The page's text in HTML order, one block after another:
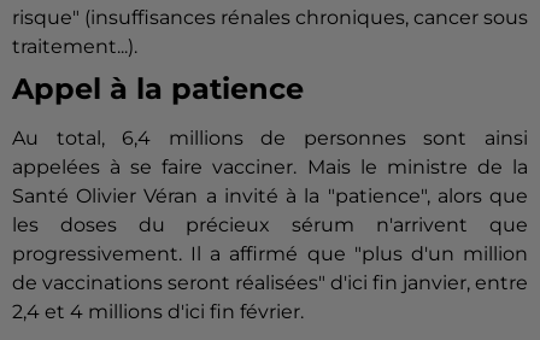
risque" (insuffisances rénales chroniques, cancer sous
traitement...).
Appel à la patience
Au total, 6,4 millions de personnes sont ainsi
appelées à se faire vacciner. Mais le ministre de la
Santé Olivier Véran a invité à la "patience", alors que
les doses du précieux sérum n'arrivent que
progressivement. Il a affirmé que "plus d'un million
de vaccinations seront réalisées" d'ici fin janvier, entre
2,4 et 4 millions d'ici fin février.